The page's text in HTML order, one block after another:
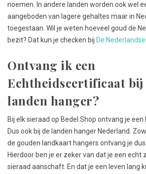
noemen. In andere landen worden ook wel
aangeboden van lagere gehaltes maar in
toegestaan. Wil je weten hoeveel goud de
bezit? Dat kun je checken bij De
Ontvang ik een
Echtheidscertificaat bij
landen hanger?
Bij elk sieraad op Bedel.Shop ontvang je
Dus ook bij de landen hanger Nederland.
de gouden landkaart hangers ontvang je
Hierdoor ben je er zeker van dat je een echt
sieraad aanschaft. En dat je een leven lang